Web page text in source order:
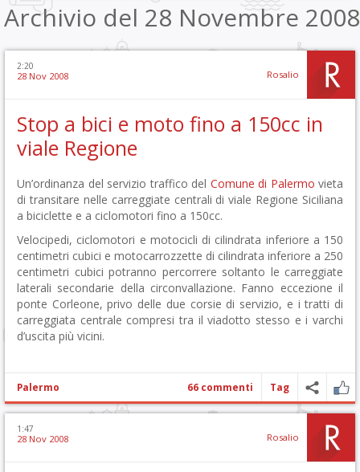
Archivio del 28 Novembre 2008
2:20
28 Nov 2008 Rosalio
Stop a bici e moto fino a 150cc in
viale Regione
Un’ordinanza del servizio traffico del Comune di Palermo vieta
di transitare nelle carreggiate centrali di viale Regione Siciliana
a biciclette e a ciclomotori fino a 150cc.
Velocipedi, ciclomotori e motocicli di cilindrata inferiore a 150
centimetri cubici e motocarrozzette di cilindrata inferiore a 250
centimetri cubici potranno percorrere soltanto le carreggiate
laterali secondarie della circonvallazione. Fanno eccezione il
ponte Corleone, privo delle due corsie di servizio, e i tratti di
carreggiata centrale compresi tra il viadotto stesso e i varchi
d’uscita più vicini.
Palermo 66 commenti Tag
1:47
28 Nov 2008 Rosalio